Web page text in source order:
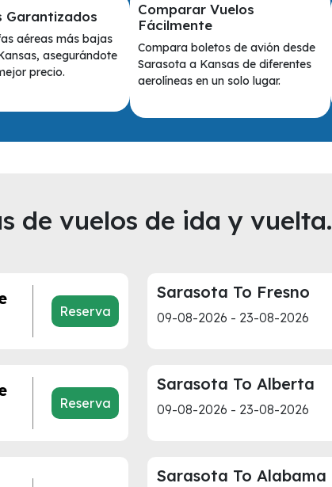
Garantizados
aéreas más bajas
asegurándote
precio.
Comparar Vuelos
Fácilmente
Compara boletos de avión desde
Sarasota a Kansas de diferentes
aerolíneas en un solo lugar.
de vuelos de ida y vuelta.
Reserva
Sarasota To Fresno
09-08-2026 - 23-08-2026
Reserva
Sarasota To Alberta
09-08-2026 - 23-08-2026
Sarasota To Alabama